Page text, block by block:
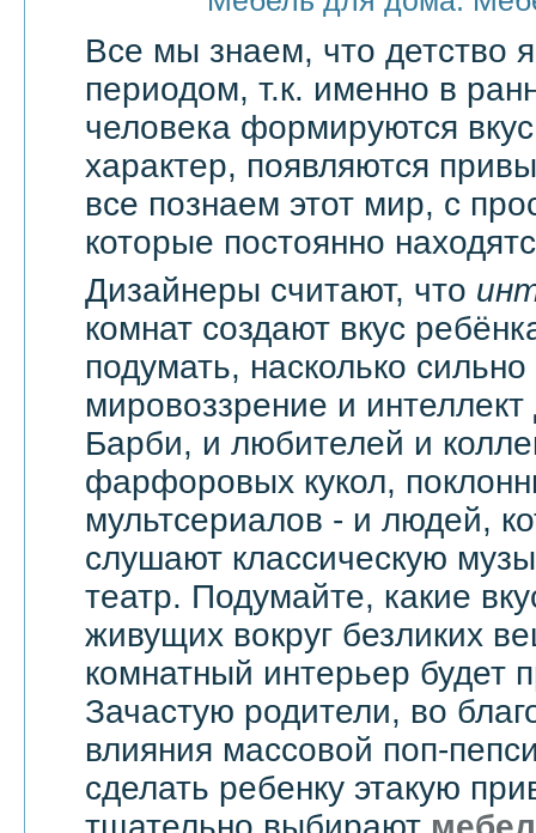
Все мы знаем, что детство
периодом, т.к. именно в
человека формируются
характер, появляются
все познаем этот мир, с
которые постоянно
Дизайнеры считают, что
комнат создают вкус
подумать, насколько сильно
мировоззрение и
Барби, и любителей и
фарфоровых кукол,
мультсериалов - и людей,
слушают классическую
театр. Подумайте, какие
живущих вокруг безликих
комнатный интерьер будет
Зачастую родители, во
влияния массовой поп-
сделать ребенку этакую